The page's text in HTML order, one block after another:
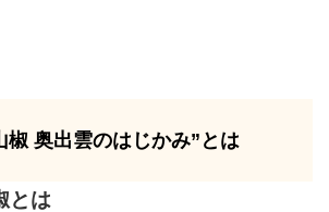
椒 奥出雲のはじかみ”とは
とは